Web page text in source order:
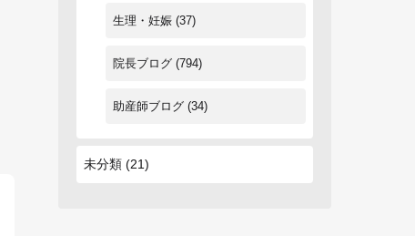
生理・妊娠 (37)
院長ブログ (794)
助産師ブログ (34)
未分類 (21)